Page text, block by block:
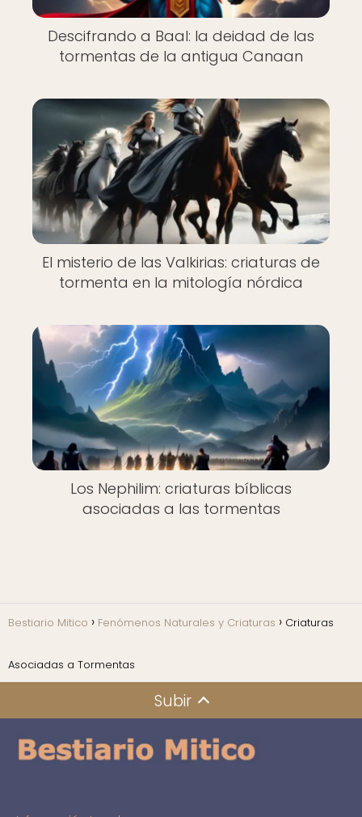
Descifrando a Baal: la deidad de las
tormentas de la antigua Canaan
El misterio de las Valkirias: criaturas de
tormenta en la mitología nórdica
Los Nephilim: criaturas bíblicas
asociadas a las tormentas
Bestiario Mitico Fenómenos Naturales y Criaturas Criaturas
Asociadas a Tormentas
Subir